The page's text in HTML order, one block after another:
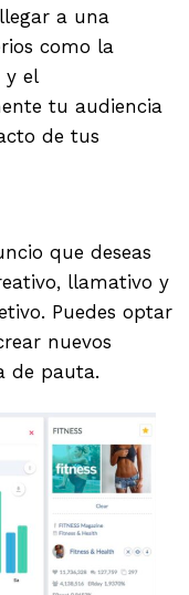
a una
como la
y el
tu audiencia
de tus
que deseas
llamativo y
Puedes optar
nuevos
de pauta.